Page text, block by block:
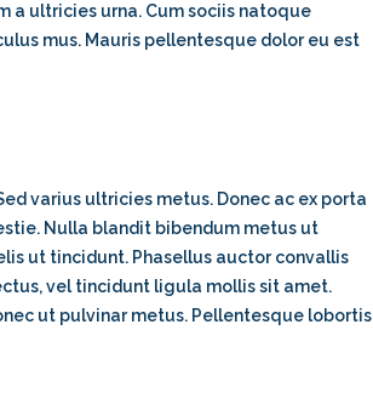
a ultricies urna. Cum sociis natoque
mus. Mauris pellentesque dolor eu est
varius ultricies metus. Donec ac ex porta
Nulla blandit bibendum metus ut
ut tincidunt. Phasellus auctor convallis
vel tincidunt ligula mollis sit amet.
ut pulvinar metus. Pellentesque lobortis